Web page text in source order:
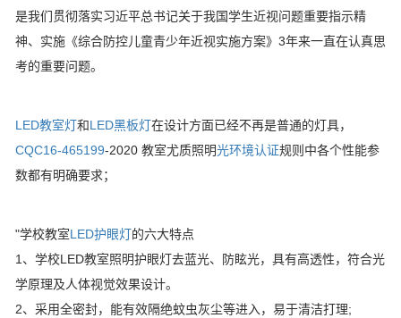
是我们贯彻落实习近平总书记关于我国学生近视问题重要指示精
神、实施《综合防控儿童青少年近视实施方案》3年来一直在认真思
考的重要问题。
LED教室灯和LED黑板灯在设计方面已经不再是普通的灯具，
CQC16-465199-2020 教室尤质照明光环境认证规则中各个性能参
数都有明确要求；
"学校教室LED护眼灯的六大特点
1、学校LED教室照明护眼灯去蓝光、防眩光，具有高透性，符合光
学原理及人体视觉效果设计。
2、采用全密封，能有效隔绝蚊虫灰尘等进入，易于清洁打理;